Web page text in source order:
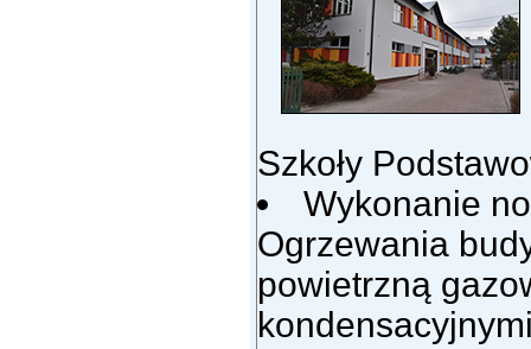
Szkoły
Wykonanie
Ogrzewania
powietrzną